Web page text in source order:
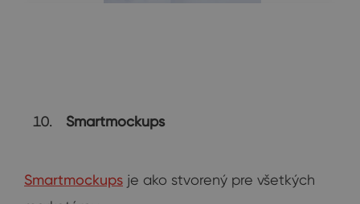
Smartmockups
Smartmockups je ako stvorený pre všetkých